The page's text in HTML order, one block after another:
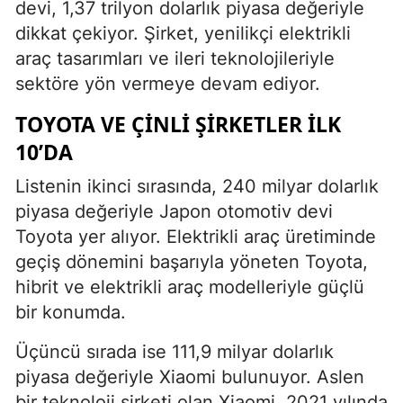
devi, 1,37 trilyon dolarlık piyasa değeriyle
dikkat çekiyor. Şirket, yenilikçi elektrikli
araç tasarımları ve ileri teknolojileriyle
sektöre yön vermeye devam ediyor.
TOYOTA VE ÇINLI ŞIRKETLER İLK
10’DA
Listenin ikinci sırasında, 240 milyar dolarlık
piyasa değeriyle Japon otomotiv devi
Toyota yer alıyor. Elektrikli araç üretiminde
geçiş dönemini başarıyla yöneten Toyota,
hibrit ve elektrikli araç modelleriyle güçlü
bir konumda.
Üçüncü sırada ise 111,9 milyar dolarlık
piyasa değeriyle Xiaomi bulunuyor. Aslen